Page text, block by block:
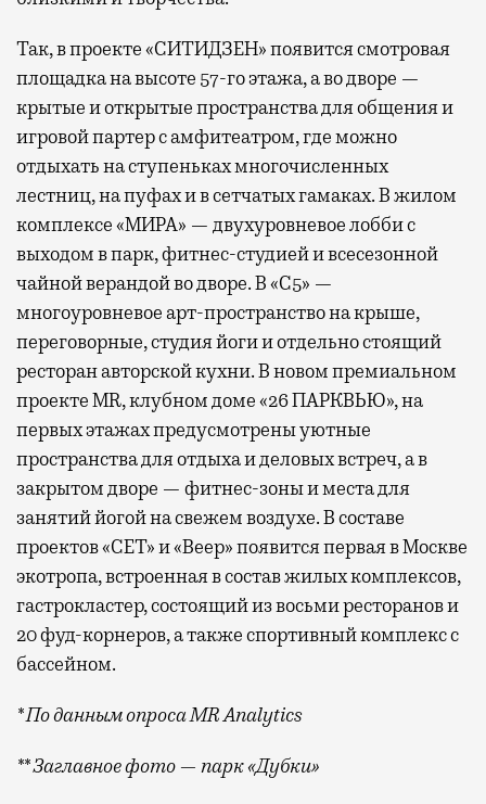
Так, в проекте «СИТИДЗЕН» появится смотровая
площадка на высоте 57-го этажа, а во дворе —
крытые и открытые пространства для общения и
игровой партер с амфитеатром, где можно
отдыхать на ступеньках многочисленных
лестниц, на пуфах и в сетчатых гамаках. В жилом
комплексе «МИРА» — двухуровневое лобби с
выходом в парк, фитнес-студией и всесезонной
чайной верандой во дворе. В «С5» —
многоуровневое арт-пространство на крыше,
переговорные, студия йоги и отдельно стоящий
ресторан авторской кухни. В новом премиальном
проекте MR, клубном доме «26 ПАРКВЬЮ», на
первых этажах предусмотрены уютные
пространства для отдыха и деловых встреч, а в
закрытом дворе — фитнес-зоны и места для
занятий йогой на свежем воздухе. В составе
проектов «СЕТ» и «Веер»появитсяпервая в Москве
экотропа, встроенная в состав жилых комплексов,
гастрокластер, состоящий из восьми ресторанов и
20 фуд-корнеров, а также спортивный комплекс с
бассейном.
* По данным опроса MR Analytics
** Заглавное фото — парк «Дубки»